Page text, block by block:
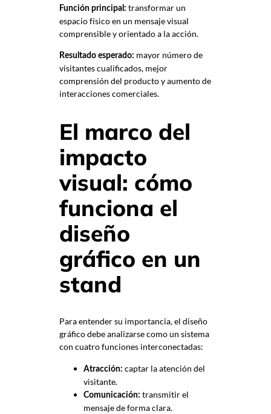
Función principal: transformar un
espacio físico en un mensaje visual
comprensible y orientado a la acción.
Resultado esperado: mayor número de
visitantes cualificados, mejor
comprensión del producto y aumento de
interacciones comerciales.
El marco del
impacto
visual: cómo
funciona el
diseño
gráfico en un
stand
Para entender su importancia, el diseño
gráfico debe analizarse como un sistema
con cuatro funciones interconectadas:
Atracción: captar la atención del
visitante.
Comunicación: transmitir el
mensaje de forma clara.